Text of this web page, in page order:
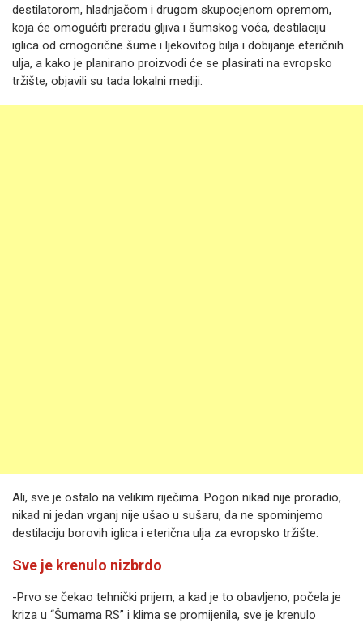
destilatorom, hladnjačom i drugom skupocjenom opremom,
koja će omogućiti preradu gljiva i šumskog voća, destilaciju
iglica od crnogorične šume i ljekovitog bilja i dobijanje eteričnih
ulja, a kako je planirano proizvodi će se plasirati na evropsko
tržište, objavili su tada lokalni mediji.
Ali, sve je ostalo na velikim riječima. Pogon nikad nije proradio,
nikad ni jedan vrganj nije ušao u sušaru, da ne spominjemo
destilaciju borovih iglica i eterična ulja za evropsko tržište.
Sve je krenulo nizbrdo
-Prvo se čekao tehnički prijem, a kad je to obavljeno, počela je
kriza u “Šumama RS” i klima se promijenila, sve je krenulo